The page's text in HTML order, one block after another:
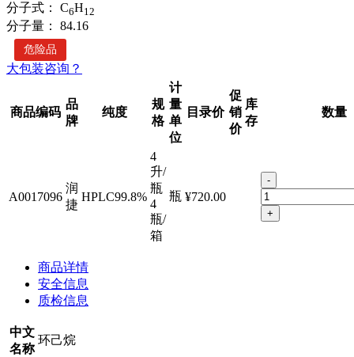
分子式：
C6H12
分子量： 84.16
危险品
大包装咨询？
商品编码
品
牌
纯度
规
格
计
量
单
位
目录价
促
销
价
库
存
数量
A0017096
润
捷
HPLC99.8%
4
升/
瓶
4
瓶/
箱
瓶 ¥720.00
-
+
商品详情
安全信息
质检信息
中文
名称
环己烷